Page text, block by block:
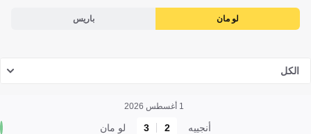
لو مان باريس
الكل
1 أغسطس 2026
أنجييه 2
3 لو مان